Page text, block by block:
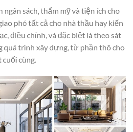
sách, thẩm mỹ và tiện ích cho
phó tất cả cho nhà thầu hay kiến
điều chỉnh, và đặc biệt là theo sát
trình xây dựng, từ phần thô cho
cuối cùng.